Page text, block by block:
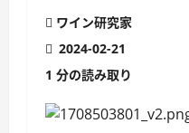
ワイン研究家
2024-02-21
1 分の読み取り